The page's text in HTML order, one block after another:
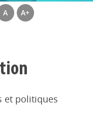
A A+
et politiques